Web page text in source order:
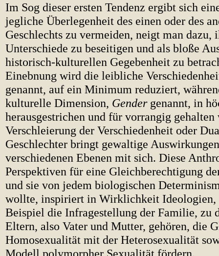
Im Sog dieser ersten Tendenz ergibt sich
jegliche Überlegenheit des einen oder des
Geschlechts zu vermeiden, neigt man dazu,
Unterschiede zu beseitigen und als bloße
historisch-kulturellen Gegebenheit zu
Einebnung wird die leibliche
genannt, auf ein Minimum reduziert,
kulturelle Dimension, Gendergenannt, in
herausgestrichen und für vorrangig
Verschleierung der Verschiedenheit oder
Geschlechter bringt gewaltige
verschiedenen Ebenen mit sich. Diese
Perspektiven für eine Gleichberechtigung
und sie von jedem biologischen
wollte, inspiriert in Wirklichkeit Ideologien,
Beispiel die Infragestellung der Familie, zu
Eltern, also Vater und Mutter, gehören, die
Homosexualität mit der Heterosexualität
Modell polymorpher Sexualität fördern.